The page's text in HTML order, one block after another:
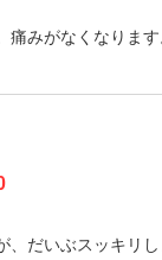
みがなくなります
、だいぶスッキリ